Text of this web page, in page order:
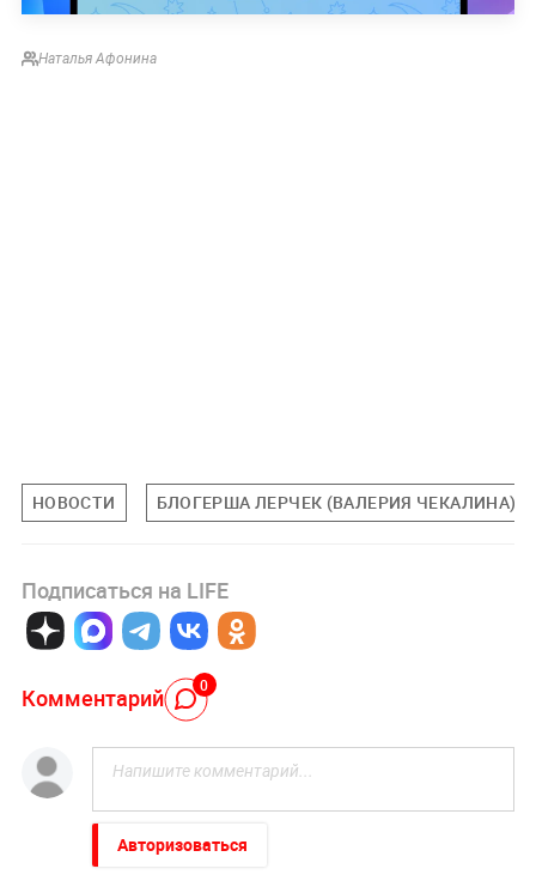
Наталья Афонина
НОВОСТИ БЛОГЕРША ЛЕРЧЕК (ВАЛЕРИЯ ЧЕКАЛИНА)
Подписаться на LIFE
Комментарий 0
Авторизоваться